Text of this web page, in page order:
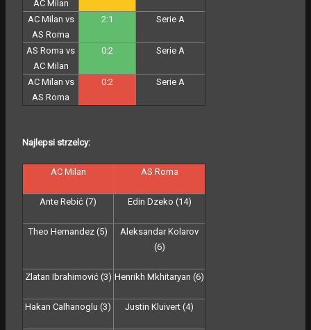
AC Milan
AC Milan vs
AS Roma
2:1 Serie A
AS Roma vs
AC Milan
0:2 Serie A
AC Milan vs
AS Roma
0:2 Serie A
Najlepsi strzelcy:
AC Milan AS Roma
Ante Rebić (7) Edin Dzeko (14)
Theo Hernandez (5)
Aleksandar Kolarov
(6)
Zlatan Ibrahimović (3) Henrikh Mkhitaryan (6)
Hakan Calhanoglu (3) Justin Kluivert (4)